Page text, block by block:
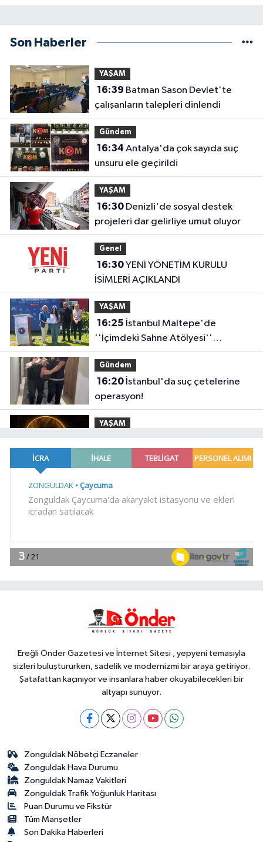
Son Haberler
YAŞAM
16:39
çalışanların talepleri dinlendi
Gündem
16:34
unsuru ele geçirildi
YAŞAM
16:30Denizli'de sosyal destek
projeleri dar gelirliye umut oluyor
Genel
16:30YENİ YÖNETİM KURULU
İSİMLERİ AÇIKLANDI
YAŞAM
16:25
''İçimdeki Sahne Atölyesi''
katılımcıları belgelerini aldı
Gündem
16:20İstanbul'da suç çetelerine
operasyon!
YAŞAM
yüzü
16:11
16:02
haber sitelerine mevzuat eğitimi
Ereğli Önder Gazetesi ve İnternet Sitesi , yepyeni temasıyla
sizleri buluştururken, sadelik ve modernizmi bir araya getiriyor.
Şatafattan kaçınıyor ve insanlara haber okuyabilecekleri bir
altyapı sunuyor.
Zonguldak Nöbetçi Eczaneler
Zonguldak Hava Durumu
Zonguldak Namaz Vakitleri
Zonguldak Trafik Yoğunluk Haritası
Puan Durumu ve Fikstür
Tüm Manşetler
Son Dakika Haberleri